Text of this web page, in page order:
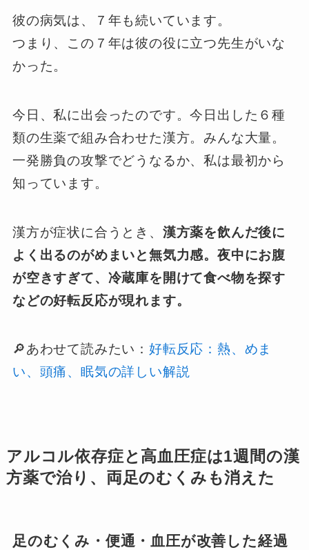
彼の病気は、７年も続いています。
つまり、この７年は彼の役に立つ先生がいな
かった。
今日、私に出会ったのです。今日出した６種
類の生薬で組み合わせた漢方。みんな大量。
一発勝負の攻撃でどうなるか、私は最初から
知っています。
漢方が症状に合うとき、 漢方薬を飲んだ後に
よく出るのがめまいと無気力感。夜中にお腹
が空きすぎて、冷蔵庫を開けて食べ物を探す
などの好転反応が現れます。
🔎あわせて読みたい： 好転反応：熱、めま
い、頭痛、眠気の詳しい解説
アルコル依存症と高血圧症は1週間の漢
方薬で治り、両足のむくみも消えた
足のむくみ・便通・血圧が改善した経過